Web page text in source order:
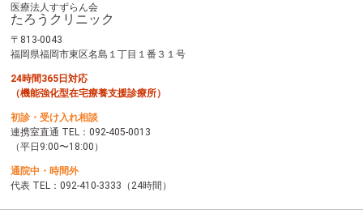
医療法人すずらん会
たろうクリニック
〒813-0043
福岡県福岡市東区名島１丁目１番３１号
24時間365日対応
（機能強化型在宅療養支援診療所）
初診・受け入れ相談
連携室直通 TEL：092-405-0013
（平日9:00〜18:00）
通院中・時間外
代表 TEL：092-410-3333 （24時間）